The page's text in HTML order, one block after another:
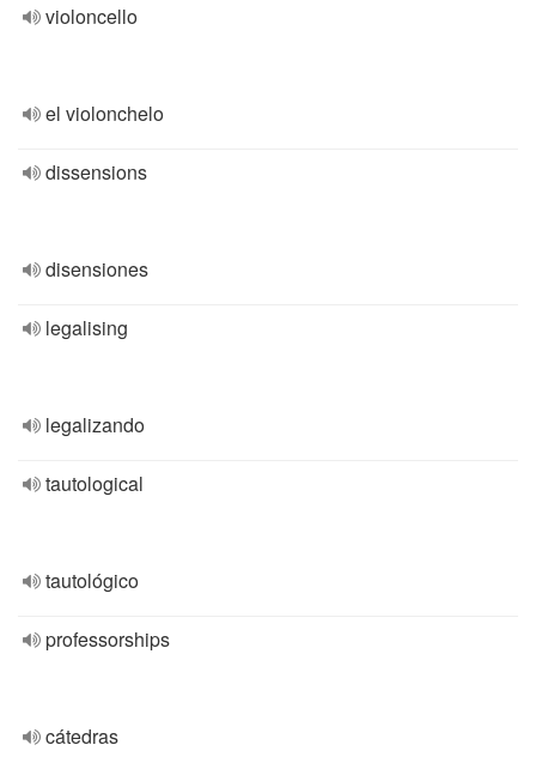
violoncello
el violonchelo
dissensions
disensiones
legalising
legalizando
tautological
tautológico
professorships
cátedras